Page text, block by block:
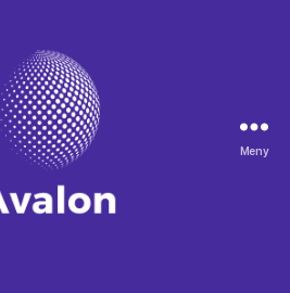
Meny